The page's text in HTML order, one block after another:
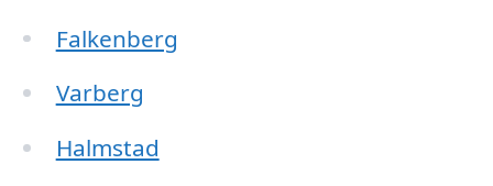
Falkenberg
Varberg
Halmstad